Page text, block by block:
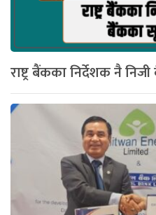
राष्ट्र बैंकका निर्देशक नै